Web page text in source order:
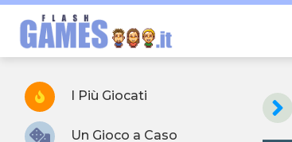
I Più Giocati
Un Gioco a Caso